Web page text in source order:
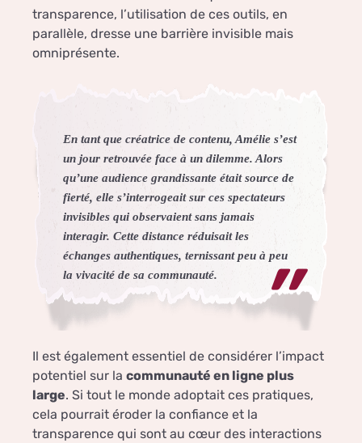
transparence, l’utilisation de ces outils, en
parallèle, dresse une barrière invisible mais
omniprésente.
En tant que créatrice de contenu, Amélie s’est
un jour retrouvée face à un dilemme. Alors
qu’une audience grandissante était source de
fierté, elle s’interrogeait sur ces spectateurs
invisibles qui observaient sans jamais
interagir. Cette distance réduisait les
échanges authentiques, ternissant peu à peu
la vivacité de sa communauté.
Il est également essentiel de considérer l’impact
potentiel sur la communauté en ligne plus
large. Si tout le monde adoptait ces pratiques,
cela pourrait éroder la confiance et la
transparence qui sont au cœur des interactions